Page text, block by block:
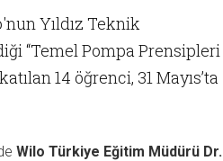
Yıldız Teknik
“Temel Pompa Prensipleri
14 öğrenci, 31 Mayıs’ta
Wilo Türkiye Eğitim Müdürü Dr.